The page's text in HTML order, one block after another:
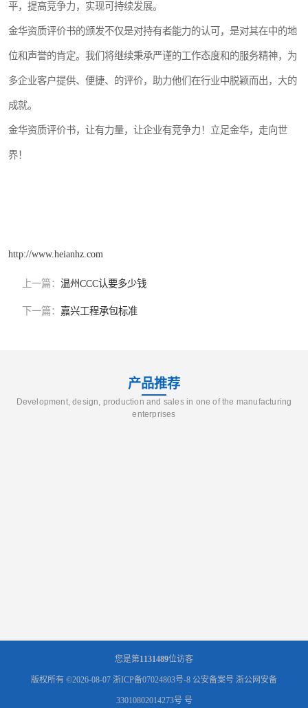
平，提高竞争力，实现可持续发展。
金华资质评价书的颁发不仅是对持有者能力的认可，是对其在中的地
位和声誉的肯定。我们将继续秉承严谨的工作态度和的服务精神，为
多企业客户提供、便捷、的评价，助力他们在行业中脱颖而出，大的
成就。
金华资质评价书，让有力量，让企业有竞争力！立足金华，走向世
界！
http://www.heianhz.com
上一篇： 温州CCC认要多少钱
下一篇： 嘉兴工程承包标准
产品推荐
Development, design, production and sales in one of the manufacturing
enterprises
您是第1131489位访客
版权所有 ©2026-08-07 浙ICP备07024803号-8 公安备案号 浙公网安备
33010802014273号 号